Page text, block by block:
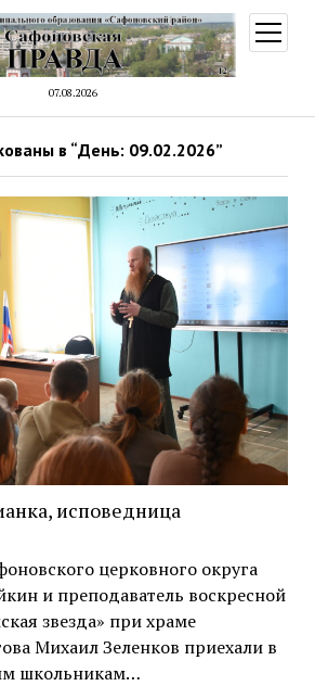
07.08.2026
меню
в “День: 09.02.2026”
исповедница
церковного округа
и преподаватель воскресной
звезда» при храме
Михаил Зеленков приехали в
школьникам…